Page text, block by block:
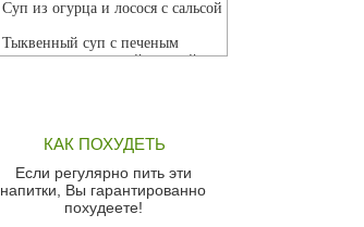
Суп из огурца и лосося с сальсой
Тыквенный суп с печеным
чесноком и томатной сальсой
красного перца
Парижский луковый суп
Суп из спаржи и горошка с
КАК ПОХУДЕТЬ
Если регулярно пить эти
напитки, Вы гарантированно
похудеете!